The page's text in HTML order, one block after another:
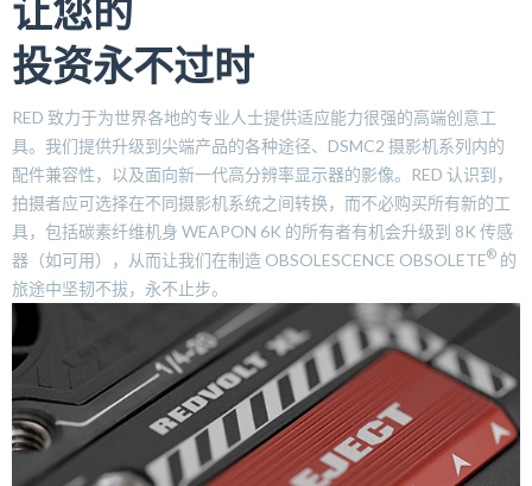
让您的
投资永不过时
RED 致力于为世界各地的专业人士提供适应能力很强的高端创意工
具。我们提供升级到尖端产品的各种途径、DSMC2 摄影机系列内的
配件兼容性，以及面向新一代高分辨率显示器的影像。RED 认识到，
拍摄者应可选择在不同摄影机系统之间转换，而不必购买所有新的工
具，包括碳素纤维机身 WEAPON 6K 的所有者有机会升级到 8K 传感
器（如可用），从而让我们在制造 OBSOLESCENCE OBSOLETE® 的
旅途中坚韧不拔，永不止步。